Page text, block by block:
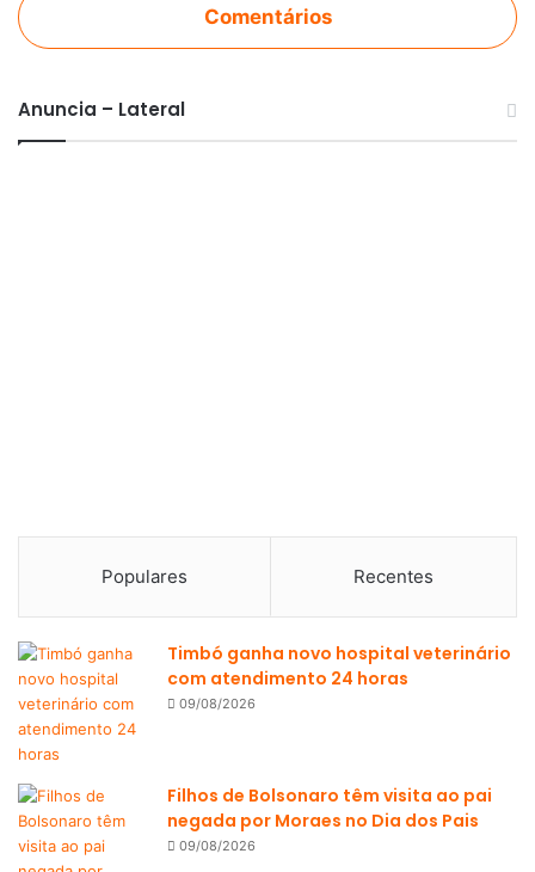
Comentários
Anuncia – Lateral
Populares Recentes
Timbó ganha novo hospital veterinário
com atendimento 24 horas
09/08/2026
Filhos de Bolsonaro têm visita ao pai
negada por Moraes no Dia dos Pais
09/08/2026